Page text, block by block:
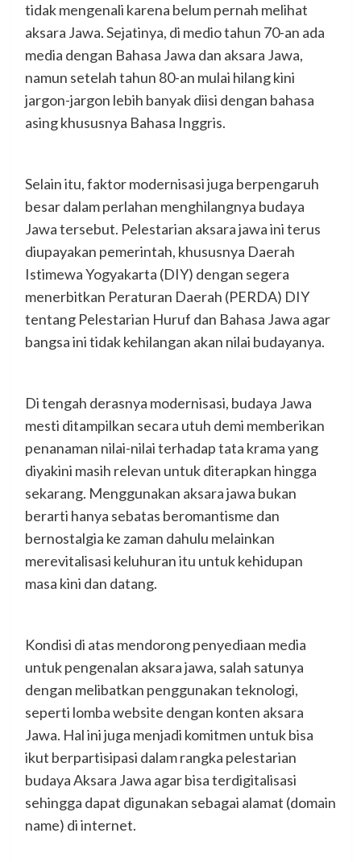
tidak mengenali karena belum pernah melihat
aksara Jawa. Sejatinya, di medio tahun 70-an ada
media dengan Bahasa Jawa dan aksara Jawa,
namun setelah tahun 80-an mulai hilang kini
jargon-jargon lebih banyak diisi dengan bahasa
asing khususnya Bahasa Inggris.
Selain itu, faktor modernisasi juga berpengaruh
besar dalam perlahan menghilangnya budaya
Jawa tersebut. Pelestarian aksara jawa ini terus
diupayakan pemerintah, khususnya Daerah
Istimewa Yogyakarta (DIY) dengan segera
menerbitkan Peraturan Daerah (PERDA) DIY
tentang Pelestarian Huruf dan Bahasa Jawa agar
bangsa ini tidak kehilangan akan nilai budayanya.
Di tengah derasnya modernisasi, budaya Jawa
mesti ditampilkan secara utuh demi memberikan
penanaman nilai-nilai terhadap tata krama yang
diyakini masih relevan untuk diterapkan hingga
sekarang. Menggunakan aksara jawa bukan
berarti hanya sebatas beromantisme dan
bernostalgia ke zaman dahulu melainkan
merevitalisasi keluhuran itu untuk kehidupan
masa kini dan datang.
Kondisi di atas mendorong penyediaan media
untuk pengenalan aksara jawa, salah satunya
dengan melibatkan penggunakan teknologi,
seperti lomba website dengan konten aksara
Jawa. Hal ini juga menjadi komitmen untuk bisa
ikut berpartisipasi dalam rangka pelestarian
budaya Aksara Jawa agar bisa terdigitalisasi
sehingga dapat digunakan sebagai alamat (domain
name) di internet.